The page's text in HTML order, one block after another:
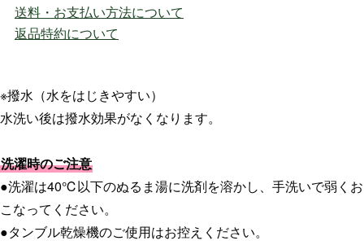
送料・お支払い方法について
返品特約について
※撥水（水をはじきやすい）
水洗い後は撥水効果がなくなります。
洗濯時のご注意
●洗濯は40℃以下のぬるま湯に洗剤を溶かし、手洗いで弱くお
こなってください。
●タンブル乾燥機のご使用はお控えください。